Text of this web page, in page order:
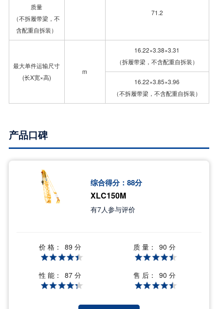
质量
（不拆履带梁，不
含配重自拆装）
71.2
最大单件运输尺寸
(长X宽×高)
m
16.22×3.38×3.31
（拆履带梁，不含配重自拆装）
16.22×3.85×3.96
（不拆履带梁，不含配重自拆装）
产品口碑
综合得分： 88分
XLC150M
有7人参与评价
价 格： 89 分 质 量： 90 分
性 能： 87 分 售 后： 90 分